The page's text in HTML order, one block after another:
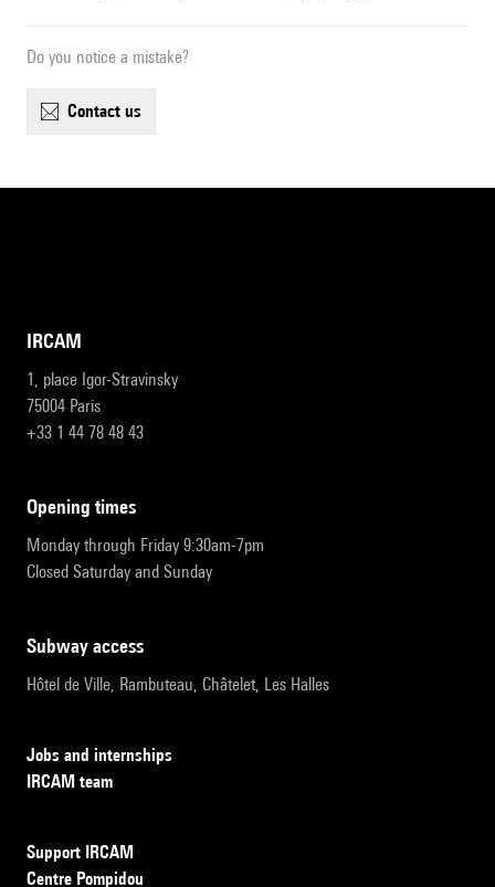
Do you notice a mistake?
contact us
IRCAM
1, place Igor-Stravinsky
75004 Paris
+33 1 44 78 48 43
opening times
Monday through Friday 9:30am-7pm
Closed Saturday and Sunday
subway access
Hôtel de Ville, Rambuteau, Châtelet, Les Halles
Jobs and internships
IRCAM team
Support IRCAM
Centre Pompidou